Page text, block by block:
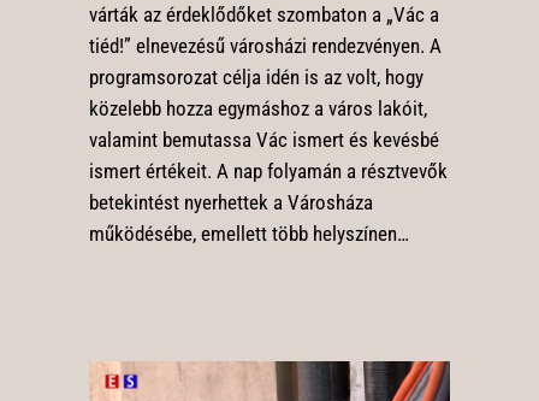
várták az érdeklődőket szombaton a „Vác a
tiéd!” elnevezésű városházi rendezvényen. A
programsorozat célja idén is az volt, hogy
közelebb hozza egymáshoz a város lakóit,
valamint bemutassa Vác ismert és kevésbé
ismert értékeit. A nap folyamán a résztvevők
betekintést nyerhettek a Városháza
működésébe, emellett több helyszínen…